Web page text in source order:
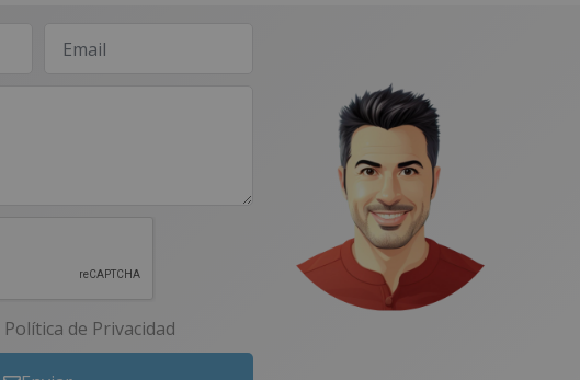
Política de Privacidad